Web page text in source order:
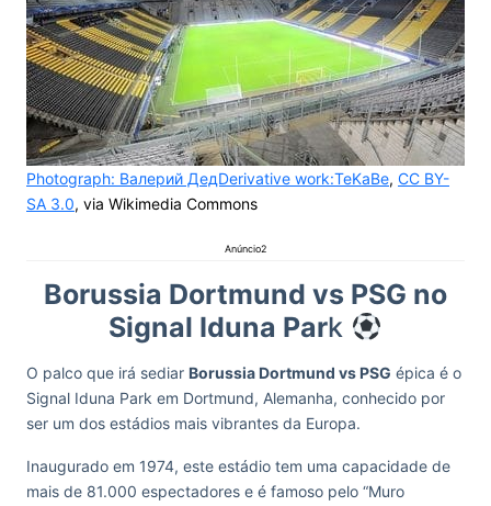
Photograph: Валерий ДедDerivative work:TeKaBe, CC BY-
SA 3.0, via Wikimedia Commons
Anúncio2
Borussia Dortmund vs PSG no
Signal Iduna Park
O palco que irá sediar Borussia Dortmund vs PSG épica é o
Signal Iduna Park em Dortmund, Alemanha, conhecido por
ser um dos estádios mais vibrantes da Europa.
Inaugurado em 1974, este estádio tem uma capacidade de
mais de 81.000 espectadores e é famoso pelo “Muro